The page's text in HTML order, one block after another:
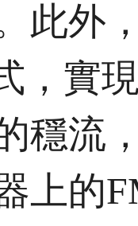
此外
，實
穩流
上的